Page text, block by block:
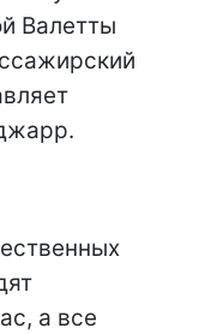
Валетты
а все